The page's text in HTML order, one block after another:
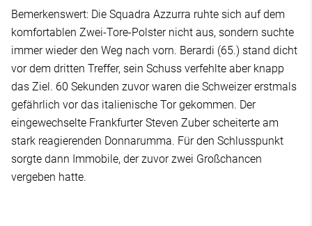
Bemerkenswert: Die Squadra Azzurra ruhte sich auf dem
komfortablen Zwei-Tore-Polster nicht aus, sondern suchte
immer wieder den Weg nach vorn. Berardi (65.) stand dicht
vor dem dritten Treffer, sein Schuss verfehlte aber knapp
das Ziel. 60 Sekunden zuvor waren die Schweizer erstmals
gefährlich vor das italienische Tor gekommen. Der
eingewechselte Frankfurter Steven Zuber scheiterte am
stark reagierenden Donnarumma. Für den Schlusspunkt
sorgte dann Immobile, der zuvor zwei Großchancen
vergeben hatte.